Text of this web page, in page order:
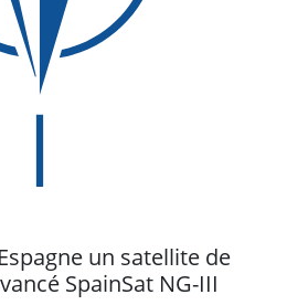
un satellite de
SpainSat NG-III